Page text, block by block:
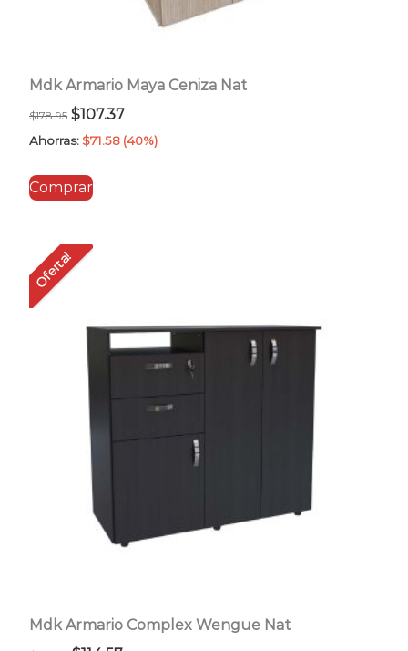
Mdk Armario Maya Ceniza Nat
$178.95 El
precio
era:
$107.37El
precio
Ahorras: $71.58 (40%)
Comprar
Oferta!
Mdk Armario Complex Wengue Nat